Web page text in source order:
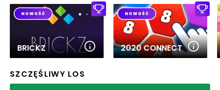
BRICKZ 2020 CONNECT
SZCZĘŚLIWY LOS